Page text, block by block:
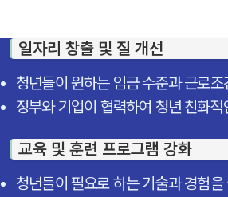
일자리 창출 및 질 개선
청년들이 원하는 임금 수준과 근로
정부와 기업이 협력하여 청년 친화
교육 및 훈련 프로그램 강화
청년들이 필요로 하는 기술과 경험